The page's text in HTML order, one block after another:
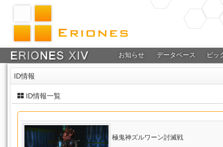
お知らせ データベース ピッ
ID情報
ID情報一覧
極鬼神ズルワーン討滅戦